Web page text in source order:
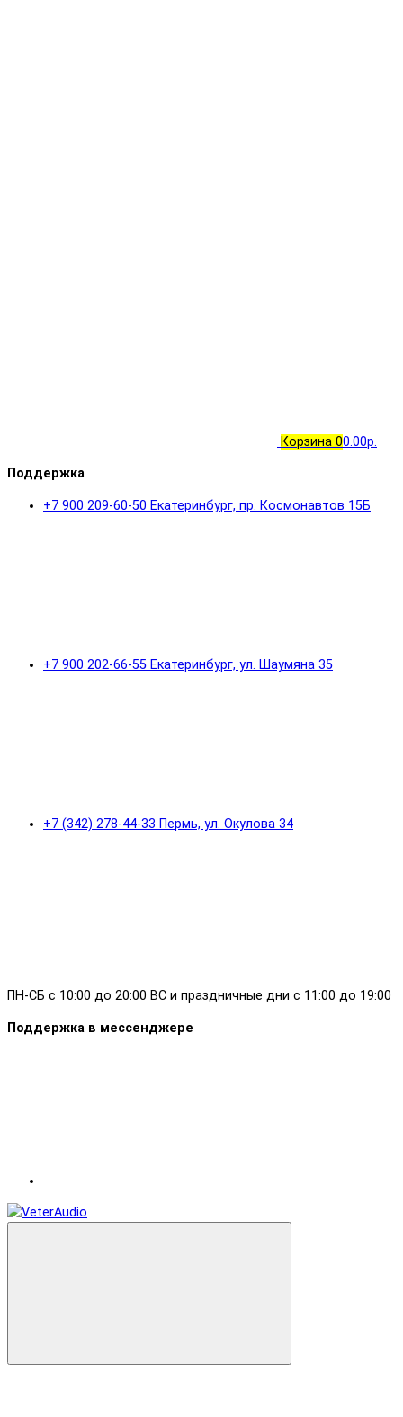
Корзина 00.00р.
Поддержка
+7 900 209-60-50 Екатеринбург, пр. Космонавтов 15Б
+7 900 202-66-55 Екатеринбург, ул. Шаумяна 35
+7 (342) 278-44-33 Пермь, ул. Окулова 34
ПН-СБ с 10:00 до 20:00 ВС и праздничные дни с 11:00 до 19:00
Поддержка в мессенджере